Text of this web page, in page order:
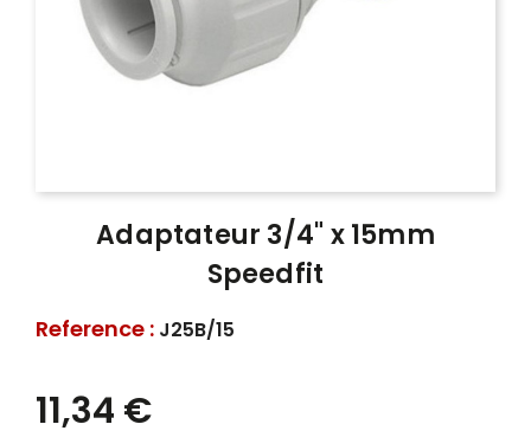
Adaptateur 3/4" x 15mm
Speedfit
Reference : J25B/15
11,34 €